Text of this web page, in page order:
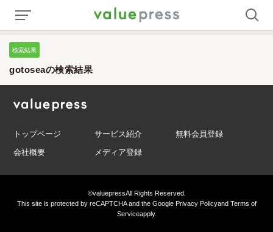
検索結果
gotoseaの検索結果
トップページ サービス紹介
無料会員登録
会社概要
メディア登録
©valuepressAll Rights Reserved.
This site is protected by reCAPTCHA and the GooglePrivacy Policyand Terms of
Serviceapply.